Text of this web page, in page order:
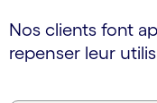
Nos clients font
repenser leur